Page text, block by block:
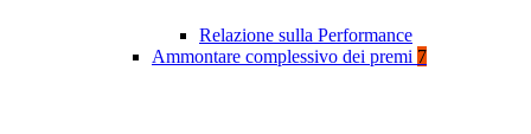
Relazione sulla Performance
Ammontare complessivo dei premi 7